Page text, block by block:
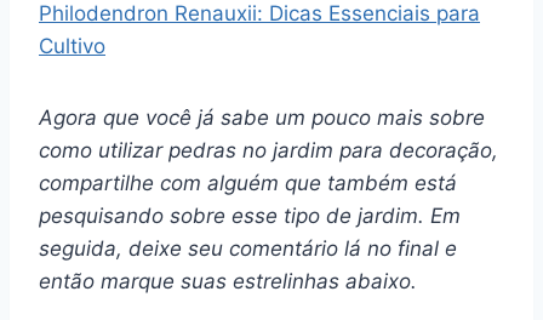
Philodendron Renauxii: Dicas Essenciais para
Cultivo
Agora que você já sabe um pouco mais sobre
como utilizar pedras no jardim para decoração,
compartilhe com alguém que também está
pesquisando sobre esse tipo de jardim. Em
seguida, deixe seu comentário lá no final e
então marque suas estrelinhas abaixo.